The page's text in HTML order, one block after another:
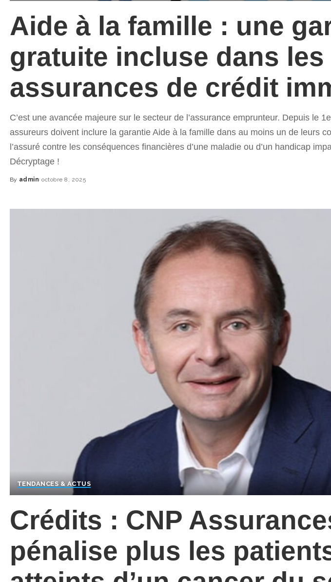
Aide à la famille : une
gratuite incluse dans les
assurances de crédit
C’est une avancée majeure sur le secteur de l’assurance emprunteur. Depuis le
assureurs doivent inclure la garantie Aide à la famille dans au moins un de leurs
l’assuré contre les conséquences financières d’une maladie ou d’un handicap
Décryptage !
Posted
By admin octobre 8, 2025
TENDANCES & ACTUS
Crédits : CNP
pénalise plus les